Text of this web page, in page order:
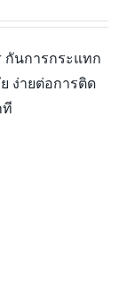
กันการกระแทก
ง่ายต่อการติด
ที